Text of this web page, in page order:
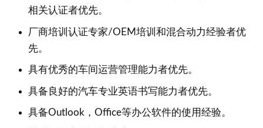
相关认证者优先。
厂商培训认证专家/OEM培训和混合动力经验者优
先。
具有优秀的车间运营管理能力者优先。
具备良好的汽车专业英语书写能力者优先。
具备Outlook，Office等办公软件的使用经验。